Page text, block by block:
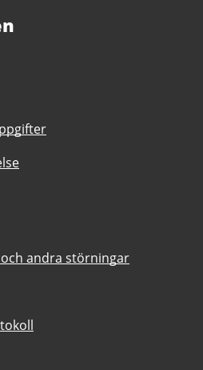
andra störningar